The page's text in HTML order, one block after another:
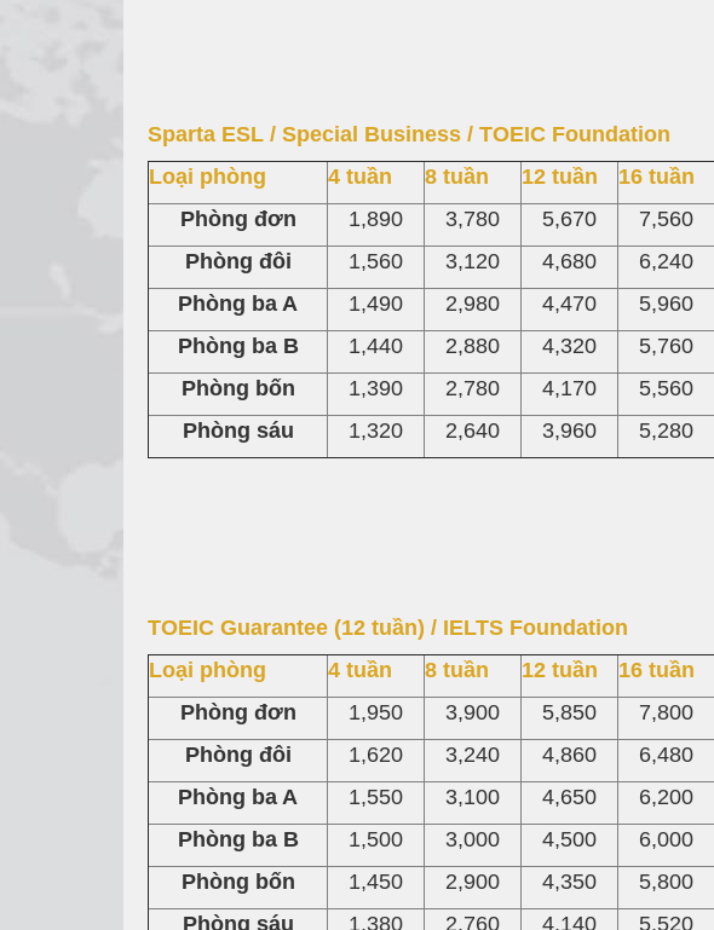
Sparta ESL / Special Business / TOEIC Foundation
Loại phòng
4 tuần 8 tuần 12 tuần 16 tuần
Phòng đơn
1,890 3,780 5,670 7,560
Phòng đôi
1,560 3,120 4,680 6,240
Phòng ba A
1,490 2,980 4,470 5,960
Phòng ba B
1,440 2,880 4,320 5,760
Phòng bốn
1,390 2,780 4,170 5,560
Phòng sáu
1,320 2,640 3,960 5,280
TOEIC Guarantee (12 tuần) / IELTS Foundation
Loại phòng
4 tuần 8 tuần 12 tuần 16 tuần
Phòng đơn
1,950 3,900 5,850 7,800
Phòng đôi
1,620 3,240 4,860 6,480
Phòng ba A
1,550 3,100 4,650 6,200
Phòng ba B
1,500 3,000 4,500 6,000
Phòng bốn
1,450 2,900 4,350 5,800
Phòng sáu
1,380 2,760 4,140 5,520